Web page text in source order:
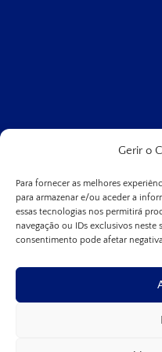
Gerir o
Para fornecer as melhores
para armazenar e/ou aceder a
essas tecnologias nos permitirá
navegação ou IDs exclusivos
consentimento pode afetar
DNA Oestrogen
Testa variantes genéticas